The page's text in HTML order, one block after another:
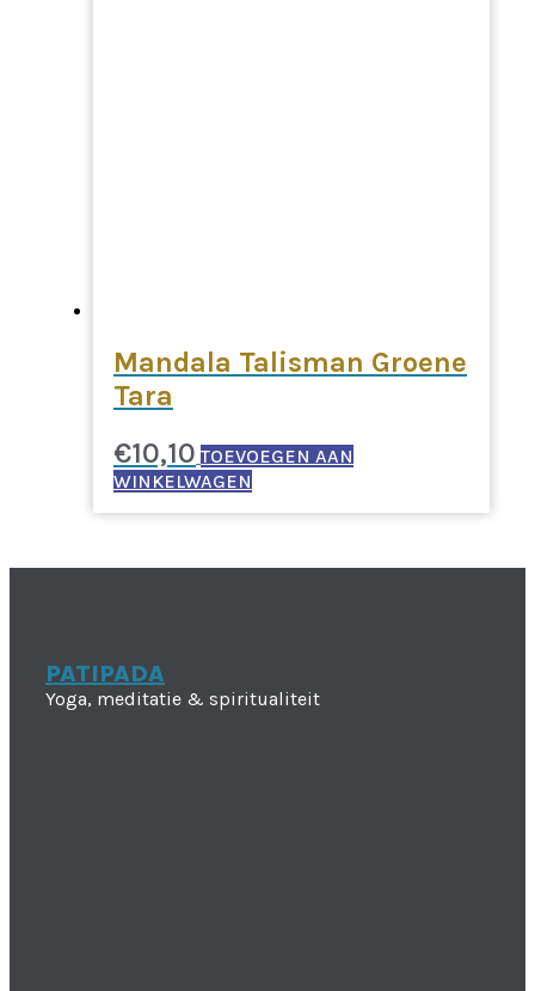
Mandala Talisman Groene
Tara
€10,10 TOEVOEGEN AAN
WINKELWAGEN
PATIPADA
Yoga, meditatie & spiritualiteit